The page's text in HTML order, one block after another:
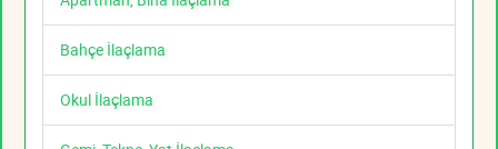
Bahçe İlaçlama
Okul İlaçlama